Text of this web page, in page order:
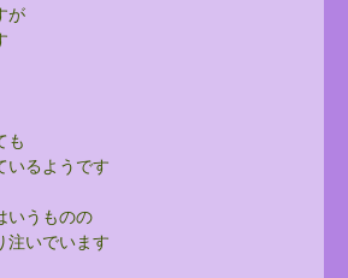
が
も
いるようです
いうものの
注いでいます